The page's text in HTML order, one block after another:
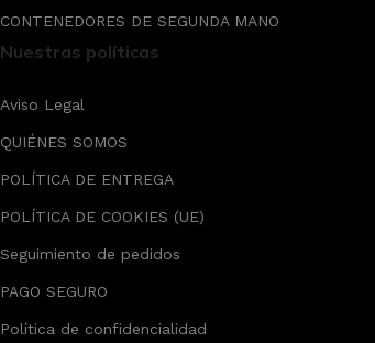
CONTENEDORES DE SEGUNDA MANO
Nuestras políticas
Aviso Legal
QUIÉNES SOMOS
POLÍTICA DE ENTREGA
POLÍTICA DE COOKIES (UE)
Seguimiento de pedidos
PAGO SEGURO
Política de confidencialidad